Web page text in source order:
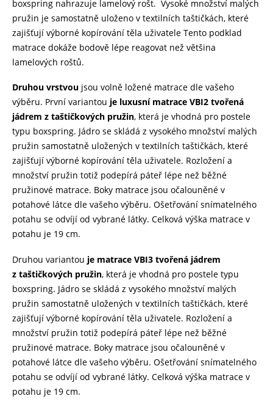
boxspring nahrazuje lamelový rošt. Vysoké množství malých
pružin je samostatně uloženo v textilních taštičkách, které
zajišťují výborné kopírování těla uživatele Tento podklad
matrace dokáže bodově lépe reagovat než většina
lamelových roštů.
Druhou vrstvou jsou volně ložené matrace dle vašeho
výběru. První variantou je luxusní matrace VBI2 tvořená
jádrem z taštičkových pružin, která je vhodná pro postele
typu boxspring. Jádro se skládá z vysokého množství malých
pružin samostatně uložených v textilních taštičkách, které
zajišťují výborné kopírování těla uživatele. Rozložení a
množství pružin totiž podepírá páteř lépe než běžné
pružinové matrace. Boky matrace jsou očalouněné v
potahové látce dle vašeho výběru. Ošetřování snímatelného
potahu se odvíjí od vybrané látky. Celková výška matrace v
potahu je 19 cm.
Druhou variantou je matrace VBI3 tvořená jádrem
z taštičkových pružin, která je vhodná pro postele typu
boxspring. Jádro se skládá z vysokého množství malých
pružin samostatně uložených v textilních taštičkách, které
zajišťují výborné kopírování těla uživatele. Rozložení a
množství pružin totiž podepírá páteř lépe než běžné
pružinové matrace. Boky matrace jsou očalouněné v
potahové látce dle vašeho výběru. Ošetřování snímatelného
potahu se odvíjí od vybrané látky. Celková výška matrace v
potahu je 19 cm.